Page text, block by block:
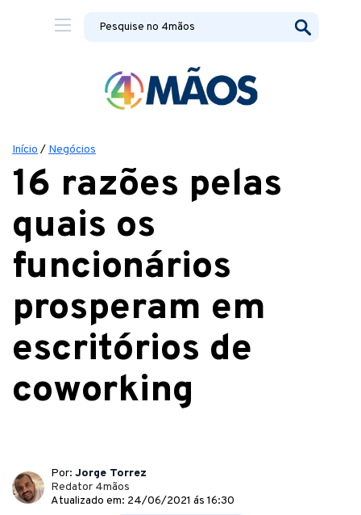
Início / Negócios
16 razões pelas
quais os
funcionários
prosperam em
escritórios de
coworking
Por: Jorge Torrez
Redator 4mãos
Atualizado em: 24/06/2021 ás 16:30